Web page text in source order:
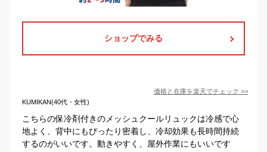
ショップでみる
価格と在庫を楽天でチェック >>
KUMIKAN(40代・女性)
こちらの保冷剤付きのメッシュクールリュックは冷感で心
地よく、背中にもぴったり密着し、冷却効果も長時間持続
するのがいいです。動きやすく、屋外作業にもいいです